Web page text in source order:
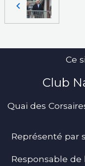
Ce
Club
Quai des
Représenté par
Responsable